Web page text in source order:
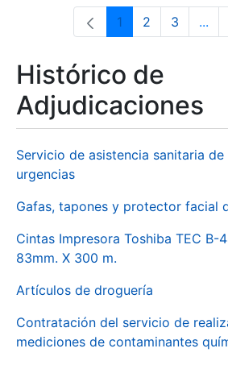
Página
1 Página
2 Página
3 ...
Histórico de
Adjudicaciones
Servicio de asistencia sanitaria
urgencias
Gafas, tapones y protector facial
Cintas Impresora Toshiba TEC B-
83mm. X 300 m.
Artículos de droguería
Contratación del servicio de
mediciones de contaminantes